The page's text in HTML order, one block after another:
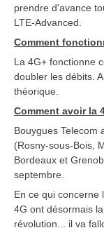
prendre d'avance
LTE-Advanced.
Comment
La 4G+ fonctionne
doubler les débits.
théorique.
Comment avoir la
Bouygues Telecom
(Rosny-sous-Bois,
Bordeaux et
septembre.
En ce qui concerne
4G ont désormais
révolution... il va